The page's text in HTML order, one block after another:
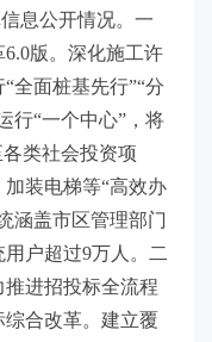
息公开情况。一
版。深化施工许
全面桩基先行”“分
行“一个中心”，将
类社会投资项
装电梯等“高效办
涵盖市区管理部门
户超过9万人。二
进招投标全流程
合改革。建立覆